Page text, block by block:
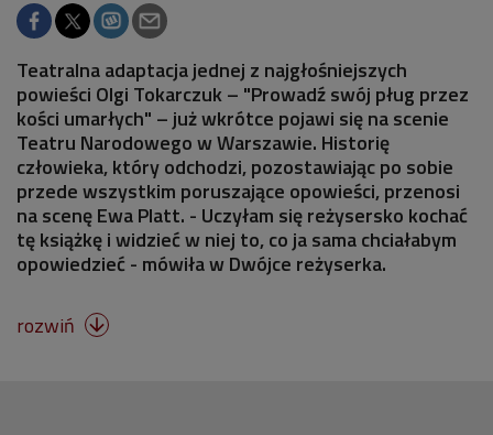
Teatralna adaptacja jednej z najgłośniejszych
powieści Olgi Tokarczuk – "Prowadź swój pług przez
kości umarłych" – już wkrótce pojawi się na scenie
Teatru Narodowego w Warszawie. Historię
człowieka, który odchodzi, pozostawiając po sobie
przede wszystkim poruszające opowieści, przenosi
na scenę Ewa Platt. - Uczyłam się reżysersko kochać
tę książkę i widzieć w niej to, co ja sama chciałabym
opowiedzieć - mówiła w Dwójce reżyserka.
rozwiń 